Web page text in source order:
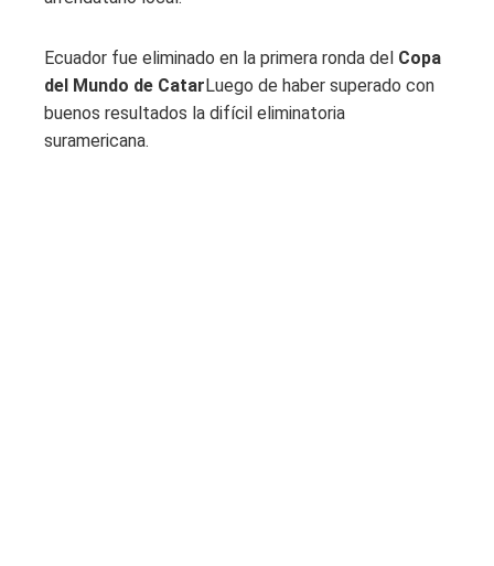
Ecuador fue eliminado en la primera ronda del Copa
del Mundo de Catar Luego de haber superado con
buenos resultados la difícil eliminatoria
suramericana.